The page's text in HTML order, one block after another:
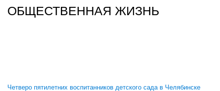
ОБЩЕСТВЕННАЯ ЖИЗНЬ
Четверо пятилетних воспитанников детского сада в Челябинске